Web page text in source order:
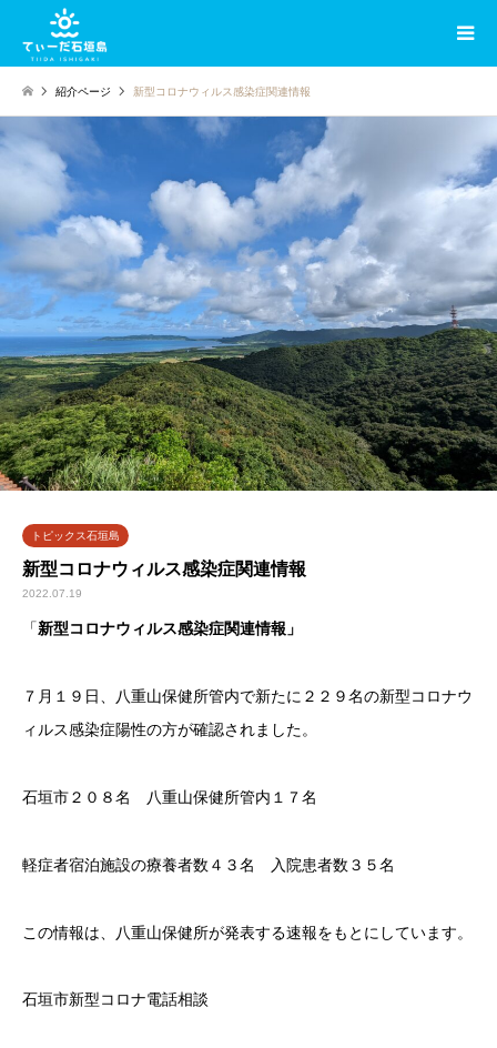
紹介ページ 新型コロナウィルス感染症関連情報
トピックス石垣島
新型コロナウィルス感染症関連情報
2022.07.19
「新型コロナウィルス感染症関連情報」
７月１９日、八重山保健所管内で新たに２２９名の新型コロナウ
ィルス感染症陽性の方が確認されました。
石垣市２０８名 八重山保健所管内１７名
軽症者宿泊施設の療養者数４３名 入院患者数３５名
この情報は、八重山保健所が発表する速報をもとにしています。
石垣市新型コロナ電話相談